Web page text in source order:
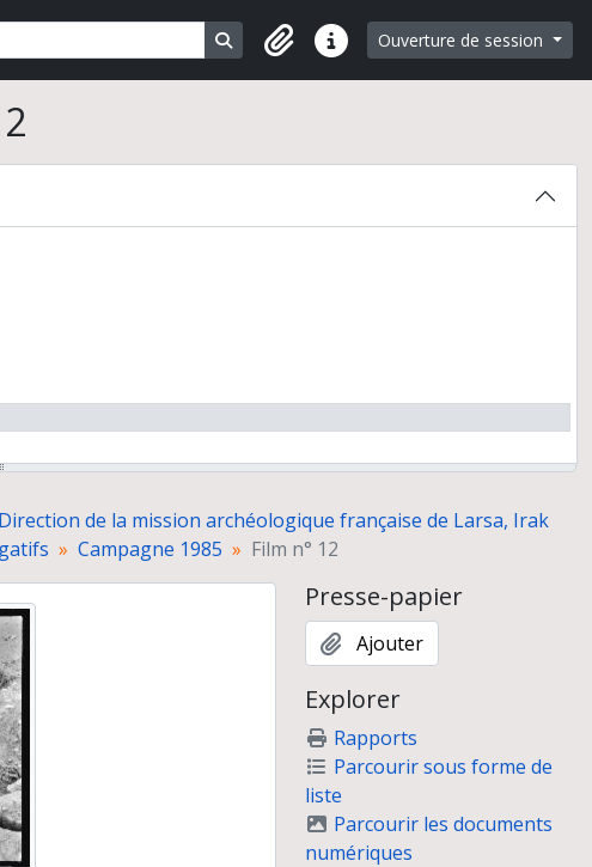
Search in browse page
Liens rapidesOuverture de session
1987, 10 ans d'activité"
Direction de la mission archéologique française de Larsa, Irak
Campagne 1985 Film n° 12
Presse-papier
Ajouter
Explorer
Rapports
Parcourir sous forme de
liste
Parcourir les documents
numériques